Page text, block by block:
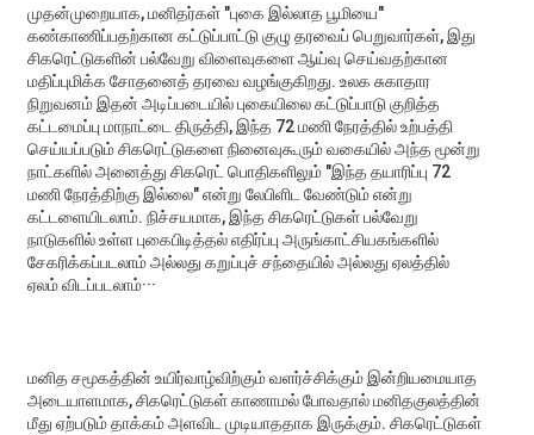
முதன்முறையாக, மனிதர்கள் "புகை இல்லாத பூமியை"
கண்காணிப்பதற்கான கட்டுப்பாட்டு குழு தரவைப் பெறுவார்கள், இது
சிகரெட்டுகளின் பல்வேறு விளைவுகளை ஆய்வு செய்வதற்கான
மதிப்புமிக்க சோதனைத் தரவை வழங்குகிறது. உலக சுகாதார
நிறுவனம் இதன் அடிப்படையில் புகையிலை கட்டுப்பாடு குறித்த
கட்டமைப்பு மாநாட்டை திருத்தி, இந்த 72 மணி நேரத்தில் உற்பத்தி
செய்யப்படும் சிகரெட்டுகளை நினைவுகூரும் வகையில் அந்த மூன்று
நாட்களில் அனைத்து சிகரெட் பொதிகளிலும் "இந்த தயாரிப்பு 72
மணி நேரத்திற்கு இல்லை" என்று லேபிளிட வேண்டும் என்று
கட்டளையிடலாம். நிச்சயமாக, இந்த சிகரெட்டுகள் பல்வேறு
நாடுகளில் உள்ள புகைபிடித்தல் எதிர்ப்பு அருங்காட்சியகங்களில்
சேகரிக்கப்படலாம் அல்லது கறுப்புச் சந்தையில் அல்லது ஏலத்தில்
ஏலம் விடப்படலாம்···
மனித சமூகத்தின் உயிர்வாழ்விற்கும் வளர்ச்சிக்கும் இன்றியமையாத
அடையாளமாக, சிகரெட்டுகள் காணாமல் போவதால் மனிதகுலத்தின்
மீது ஏற்படும் தாக்கம் அளவிட முடியாததாக இருக்கும். சிகரெட்டுகள்